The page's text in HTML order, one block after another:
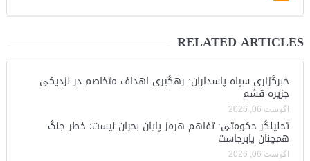
RELATED ARTICLES
خبرگزاری سپاه پاسداران: رهگیری اهداف متخاصم در نزدیکی
جزیره قشم
آگوست 06, 2026
تحلیلگر حکومتی: تفاهم هرمز پایان بحران نیست؛ خطر جنگ
همچنان پابرجاست
آگوست 06, 2026